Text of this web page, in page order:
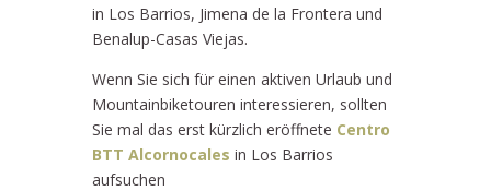
in Los Barrios, Jimena de la Frontera und
Benalup-Casas Viejas.
Wenn Sie sich für einen aktiven Urlaub und
Mountainbiketouren interessieren, sollten
Sie mal das erst kürzlich eröffnete Centro
BTT Alcornocales in Los Barrios
aufsuchen